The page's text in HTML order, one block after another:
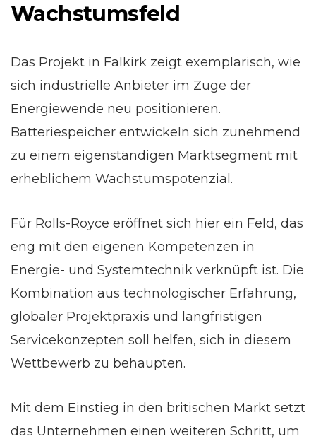
Wachstumsfeld
Das Projekt in Falkirk zeigt exemplarisch, wie
sich industrielle Anbieter im Zuge der
Energiewende neu positionieren.
Batteriespeicher entwickeln sich zunehmend
zu einem eigenständigen Marktsegment mit
erheblichem Wachstumspotenzial.
Für Rolls-Royce eröffnet sich hier ein Feld, das
eng mit den eigenen Kompetenzen in
Energie- und Systemtechnik verknüpft ist. Die
Kombination aus technologischer Erfahrung,
globaler Projektpraxis und langfristigen
Servicekonzepten soll helfen, sich in diesem
Wettbewerb zu behaupten.
Mit dem Einstieg in den britischen Markt setzt
das Unternehmen einen weiteren Schritt, um